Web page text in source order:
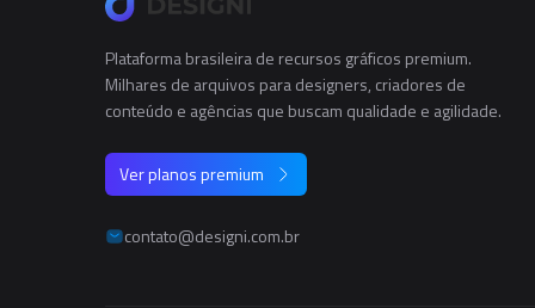
Plataforma brasileira de recursos gráficos premium.
Milhares de arquivos para designers, criadores de
conteúdo e agências que buscam qualidade e agilidade.
Ver planos premium
contato@designi.com.br